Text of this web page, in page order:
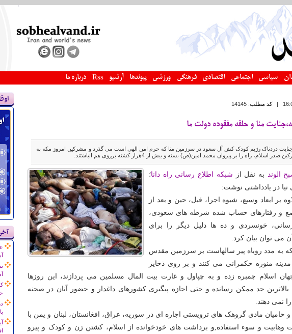
سیاسی اجتماعی اقتصادی فرهنگی ورزشی پیوندها آرشیو Rss درباره ما
|کد مطلب:14145
منا و حلقه مفقوده دولت ما
دردناک رژیم کودک کش آل سعود در سرزمین منا که حرم امن الهی است می گذرد و مشرکین امروز مکه به
اسلام، راه را بر پیروان محمد امین(ص) بسته و بیش از 4هزار کشته برروی هم انباشتند.
الوند به نقل از شبکه اطلاع رسانی راه دانا؛
در یادداشتی نوشت:
بر ابعاد وسیع، شیوه اجرا، قبل، حین و بعد از
و رفتارهای حساب شده شرطه های سعودی،
خونسردی و ده ها دلیل دیگر را برای
می توان بیان کرد.
به مدد روباه پیر سالهاست بر سرزمین مقدس
منوره حکمرانی می کنند و بر روی ذخایز
اسلام چمبره زده و به چپاول و غارت بیت المال مسلمین می پردازند، این روزها
حد ممکن رسانده و حتی اجازه پیگیری کشورهای داغدار و حضور آنان در صحنه
نمی دهند.
حامیان مادی گروهک های ترویستی اجاره ای در سوریه، عراق، افغانستان، لبنان و یمن با
وهابیت و سوء استفاده,و برداشت های خودخوانده از اسلام، کشتن زن و کودک و پیرو